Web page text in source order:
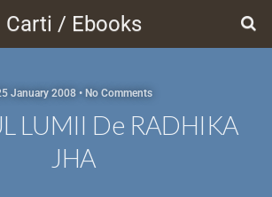
Carti / Ebooks
January 2008 • No Comments
LUMII De RADHIKA
JHA